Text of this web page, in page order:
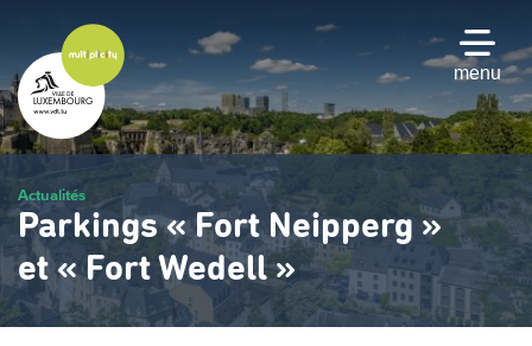
contenu
principal
menu
Actualités
Parkings « Fort Neipperg »
et « Fort Wedell »